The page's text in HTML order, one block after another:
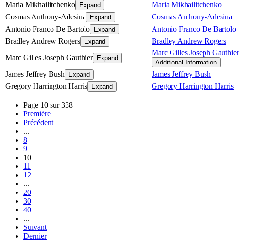
Maria Mikhailitchenko
Expand Maria Mikhailitchenko
Cosmas Anthony-Adesina
Expand Cosmas Anthony-Adesina
Antonio Franco De Bartolo
Expand Antonio Franco De Bartolo
Bradley Andrew Rogers
Expand Bradley Andrew Rogers
Marc Gilles Joseph Gauthier
Expand
Marc Gilles Joseph Gauthier
Additional Information
James Jeffrey Bush
Expand James Jeffrey Bush
Gregory Harrington Harris
Expand Gregory Harrington Harris
Page 10 sur 338
Première
Précédent
...
8
9
10
11
12
...
20
30
40
...
Suivant
Dernier